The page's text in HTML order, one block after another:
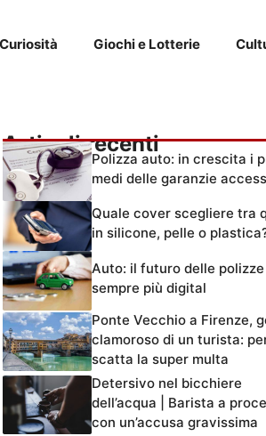
Curiosità Giochi e Lotterie
Articoli recenti
Polizza auto: in crescita i
medi delle garanzie
Quale cover scegliere tra
in silicone, pelle o
Auto: il futuro delle
sempre più digital
Ponte Vecchio a Firenze,
clamoroso di un turista:
scatta la super multa
Detersivo nel bicchiere
dell’acqua | Barista a
con un’accusa gravissima